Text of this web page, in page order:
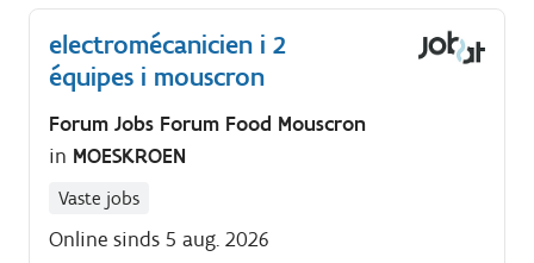
electromécanicien i 2
équipes i mouscron
Forum Jobs Forum Food Mouscron
in MOESKROEN
Vaste jobs
Online sinds 5 aug. 2026